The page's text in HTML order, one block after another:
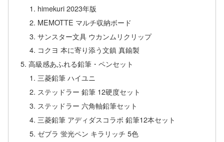
himekuri 2023年版
MEMOTTE マルチ収納ボード
サンスター文具 ウカンムリクリップ
コクヨ 本に寄り添う文鎮 真鍮製
高級感あふれる鉛筆・ペンセット
三菱鉛筆 ハイユニ
ステッドラー 鉛筆 12硬度セット
ステッドラー 六角軸鉛筆セット
三菱鉛筆 アディダスコラボ 鉛筆12本セット
ゼブラ 蛍光ペン キラリッチ 5色